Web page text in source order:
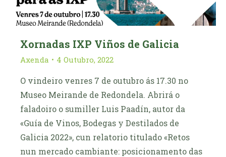
Xornadas IXP Viños de Galicia
Axenda 4 Outubro, 2022
O vindeiro venres 7 de outubro ás 17.30 no
Museo Meirande de Redondela. Abrirá o
faladoiro o sumiller Luis Paadín, autor da
«Guía de Vinos, Bodegas y Destilados de
Galicia 2022», cun relatorio titulado «Retos
nun mercado cambiante: posicionamento das